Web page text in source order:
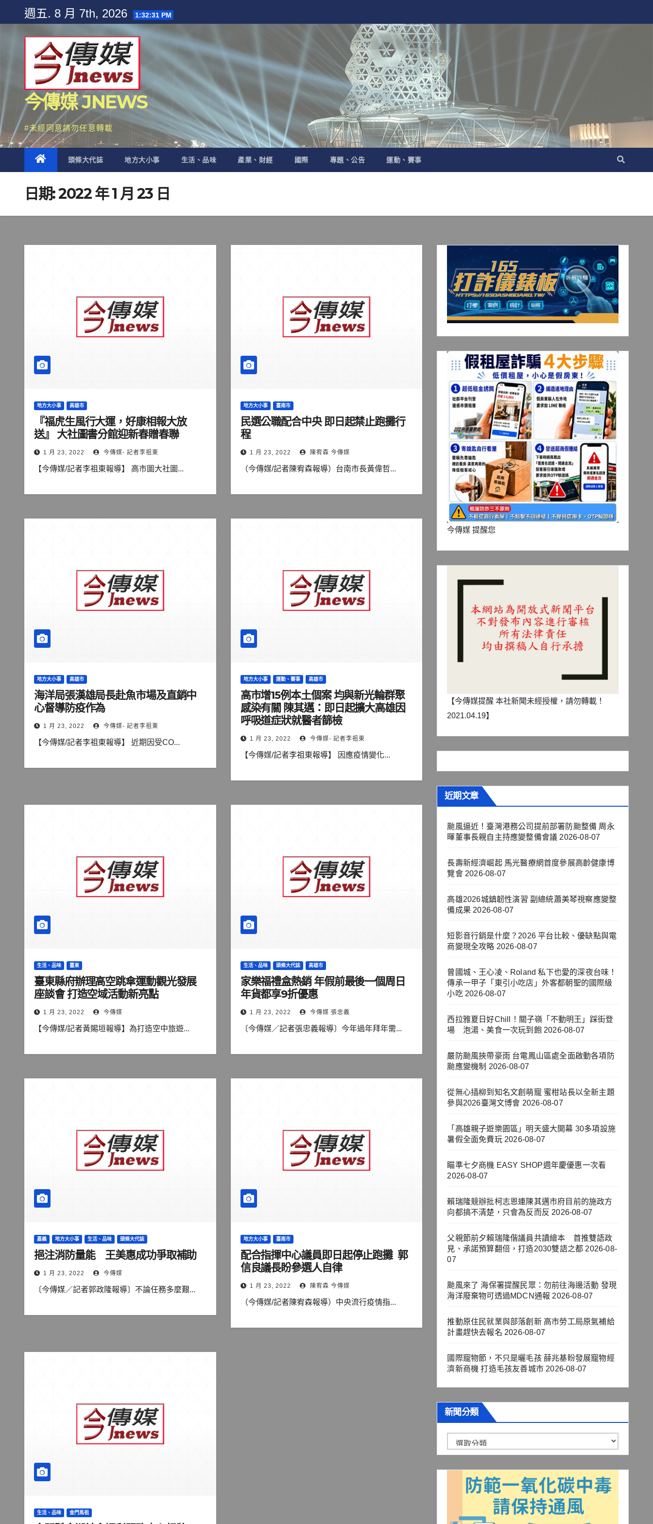
content
週五. 8 月 7th, 2026 1:32:32 PM
今傳媒 JNEWS
#未經同意請勿任意轉載
頭條大代誌 地方大小事 生活、品味 產業、財經 國際 專題、公告 運動、賽事
日期:2022 年 1 月 23 日
地方大小事 高雄市
『福虎生風行大運，好康相報大放
送』 大社圖書分館迎新春贈春聯
1 月 23, 2022 今傳媒- 記者李祖東
【今傳媒/記者李祖東報導】 高市圖大社圖...
地方大小事 臺南市
民選公職配合中央 即日起禁止跑攤行
程
1 月 23, 2022 陳宥森 今傳媒
（今傳媒/記者陳宥森報導）台南市長黃偉哲...
地方大小事 高雄市
海洋局張漢雄局長赴魚市場及直銷中
心督導防疫作為
1 月 23, 2022 今傳媒- 記者李祖東
【今傳媒/記者李祖東報導】 近期因受CO...
地方大小事 運動、賽事 高雄市
高市增15例本土個案 均與新光輪群聚
感染有關 陳其邁：即日起擴大高雄因
呼吸道症狀就醫者篩檢
1 月 23, 2022 今傳媒- 記者李祖東
【今傳媒/記者李祖東報導】 因應疫情變化...
生活、品味 臺東
臺東縣府辦理高空跳傘運動觀光發展
座談會 打造空域活動新亮點
1 月 23, 2022 今傳媒
【今傳媒/記者黃賜垣報導】為打造空中旅遊...
生活、品味 頭條大代誌 高雄市
家樂福禮盒熱銷 年假前最後一個周日
年貨都享9折優惠
1 月 23, 2022 今傳媒 張忠義
〔今傳媒／記者張忠義報導〕今年過年拜年需...
嘉義 地方大小事 生活、品味 頭條大代誌
挹注消防量能 王美惠成功爭取補助
1 月 23, 2022 今傳媒
〔今傳媒／記者郭政隆報導〕不論任務多麼艱...
地方大小事 臺南市
配合指揮中心議員即日起停止跑攤 郭
信良議長盼參選人自律
1 月 23, 2022 陳宥森 今傳媒
（今傳媒/記者陳宥森報導）中央流行疫情指...
生活、品味 金門馬祖
今傳媒 提醒您
【今傳媒提醒 本社新聞未經授權，請勿轉載！
2021.04.19】
近期文章
颱風逼近！臺灣港務公司提前部署防颱整備 周永
暉董事長親自主持應變整備會議 2026-08-07
長壽新經濟崛起 馬光醫療網首度參展高齡健康博
覽會 2026-08-07
高雄2026城鎮韌性演習 副總統蕭美琴視察應變整
備成果 2026-08-07
短影音行銷是什麼？2026 平台比較、優缺點與電
商變現全攻略 2026-08-07
曾國城、王心凌、Roland 私下也愛的深夜台味！
傳承一甲子「東引小吃店」外客都朝聖的國際級
小吃 2026-08-07
西拉雅夏日好Chill！關子嶺「不動明王」踩街登
場 泡湯、美食一次玩到飽 2026-08-07
嚴防颱風挾帶豪雨 台電鳳山區處全面啟動各項防
颱應變機制 2026-08-07
從無心插柳到知名文創萌寵 蜜柑站長以全新主題
參與2026臺灣文博會 2026-08-07
「高雄親子遊樂園區」明天盛大開幕 30多項設施
暑假全面免費玩 2026-08-07
瞄準七夕商機 EASY SHOP週年慶優惠一次看
2026-08-07
賴瑞隆競辦批柯志恩連陳其邁市府目前的施政方
向都搞不清楚，只會為反而反 2026-08-07
父親節前夕賴瑞隆偕議員共讀繪本 首推雙語政
見、承諾預算翻倍，打造2030雙語之都 2026-08-
07
颱風來了 海保署提醒民眾：勿前往海邊活動 發現
海洋廢棄物可透過MDCN通報 2026-08-07
推動原住民就業與部落創新 高市勞工局原氣補給
計畫趕快去報名 2026-08-07
國際寵物節，不只是曬毛孩 薛兆基盼發展寵物經
濟新商機 打造毛孩友善城市 2026-08-07
新聞分類
聞
分